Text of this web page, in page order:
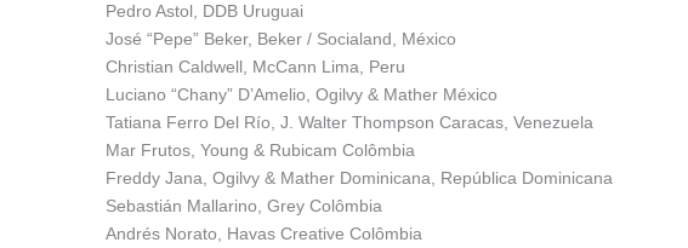
Pedro Astol, DDB Uruguai
José “Pepe” Beker, Beker / Socialand, México
Christian Caldwell, McCann Lima, Peru
Luciano “Chany” D’Amelio, Ogilvy & Mather México
Tatiana Ferro Del Río, J. Walter Thompson Caracas, Venezuela
Mar Frutos, Young & Rubicam Colômbia
Freddy Jana, Ogilvy & Mather Dominicana, República Dominicana
Sebastián Mallarino, Grey Colômbia
Andrés Norato, Havas Creative Colômbia